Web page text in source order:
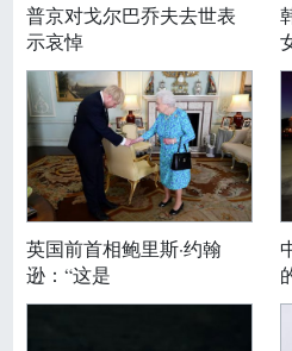
普京对戈尔巴乔夫去世表
示哀悼
英国前首相鲍里斯·约翰
逊：“这是